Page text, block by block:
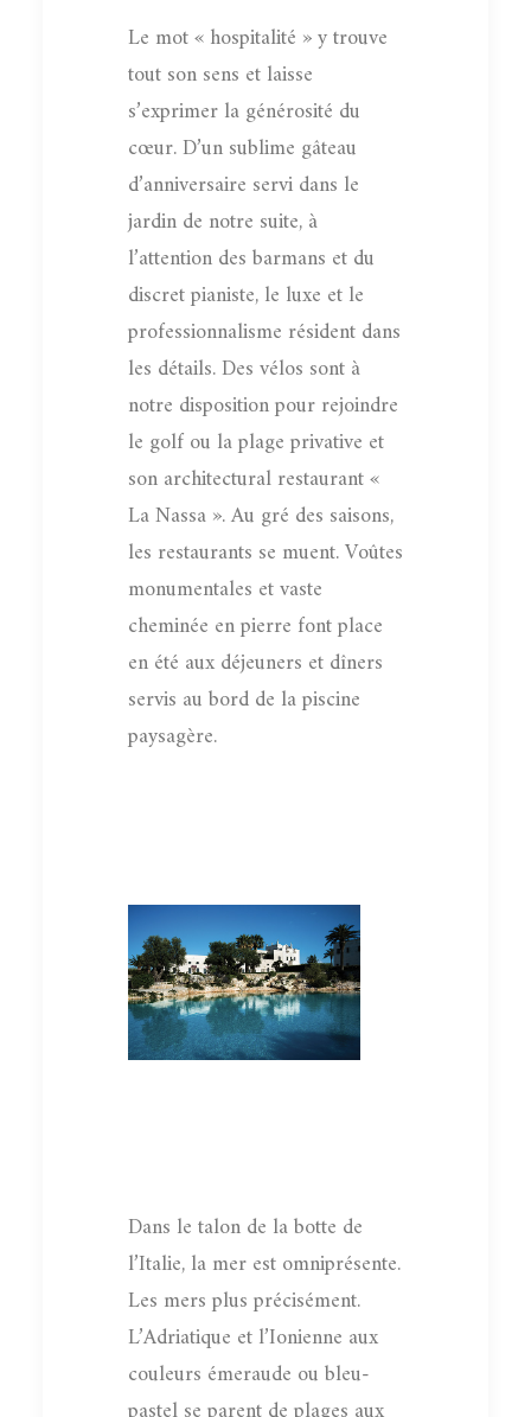
Le mot « hospitalité » y trouve
tout son sens et laisse
s’exprimer la générosité du
cœur. D’un sublime gâteau
d’anniversaire servi dans le
jardin de notre suite, à
l’attention des barmans et du
discret pianiste, le luxe et le
professionnalisme résident dans
les détails. Des vélos sont à
notre disposition pour rejoindre
le golf ou la plage privative et
son architectural restaurant «
La Nassa ». Au gré des saisons,
les restaurants se muent. Voûtes
monumentales et vaste
cheminée en pierre font place
en été aux déjeuners et dîners
servis au bord de la piscine
paysagère.
Dans le talon de la botte de
l’Italie, la mer est omniprésente.
Les mers plus précisément.
L’Adriatique et l’Ionienne aux
couleurs émeraude ou bleu-